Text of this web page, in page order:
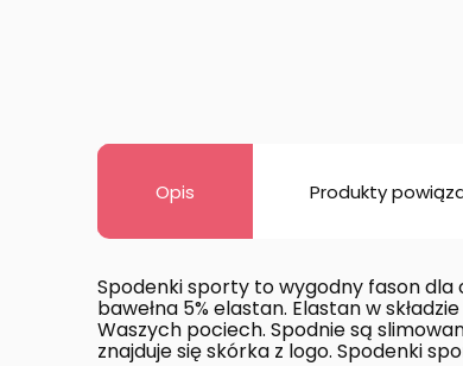
Opis Produkty
Spodenki sporty to wygodny fason dla
bawełna 5% elastan. Elastan w
Waszych pociech. Spodnie są
znajduje się skórka z logo. Spodenki